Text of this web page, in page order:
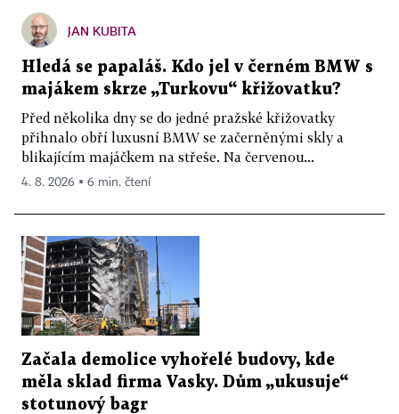
JAN KUBITA
Hledá se papaláš. Kdo jel v černém BMW s
majákem skrze „Turkovu“ křižovatku?
Před několika dny se do jedné pražské křižovatky
přihnalo obří luxusní BMW se začerněnými skly a
blikajícím majáčkem na střeše. Na červenou...
4. 8. 2026 ▪ 6 min. čtení
Začala demolice vyhořelé budovy, kde
měla sklad firma Vasky. Dům „ukusuje“
stotunový bagr